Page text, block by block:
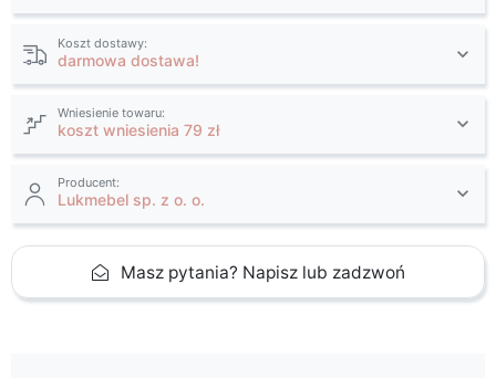
Koszt dostawy:
darmowa dostawa!
Wniesienie towaru:
koszt wniesienia 79 zł
Producent:
Lukmebel sp. z o. o.
Masz pytania? Napisz lub zadzwoń